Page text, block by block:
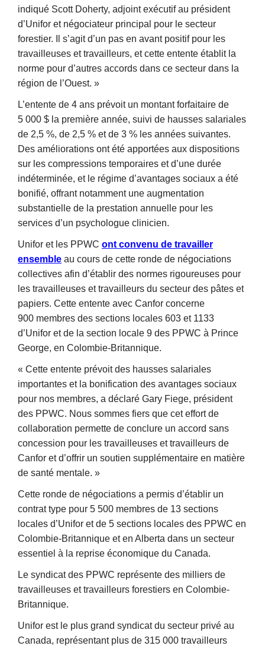
indiqué Scott Doherty, adjoint exécutif au président
d’Unifor et négociateur principal pour le secteur
forestier. Il s’agit d’un pas en avant positif pour les
travailleuses et travailleurs, et cette entente établit la
norme pour d’autres accords dans ce secteur dans la
région de l’Ouest. »
L’entente de 4 ans prévoit un montant forfaitaire de
5 000 $ la première année, suivi de hausses salariales
de 2,5 %, de 2,5 % et de 3 % les années suivantes.
Des améliorations ont été apportées aux dispositions
sur les compressions temporaires et d’une durée
indéterminée, et le régime d’avantages sociaux a été
bonifié, offrant notamment une augmentation
substantielle de la prestation annuelle pour les
services d’un psychologue clinicien.
Unifor et les PPWC ont convenu de travailler
ensemble au cours de cette ronde de négociations
collectives afin d’établir des normes rigoureuses pour
les travailleuses et travailleurs du secteur des pâtes et
papiers. Cette entente avec Canfor concerne
900 membres des sections locales 603 et 1133
d’Unifor et de la section locale 9 des PPWC à Prince
George, en Colombie-Britannique.
« Cette entente prévoit des hausses salariales
importantes et la bonification des avantages sociaux
pour nos membres, a déclaré Gary Fiege, président
des PPWC. Nous sommes fiers que cet effort de
collaboration permette de conclure un accord sans
concession pour les travailleuses et travailleurs de
Canfor et d’offrir un soutien supplémentaire en matière
de santé mentale. »
Cette ronde de négociations a permis d’établir un
contrat type pour 5 500 membres de 13 sections
locales d’Unifor et de 5 sections locales des PPWC en
Colombie‑Britannique et en Alberta dans un secteur
essentiel à la reprise économique du Canada.
Le syndicat des PPWC représente des milliers de
travailleuses et travailleurs forestiers en Colombie-
Britannique.
Unifor est le plus grand syndicat du secteur privé au
Canada, représentant plus de 315 000 travailleurs